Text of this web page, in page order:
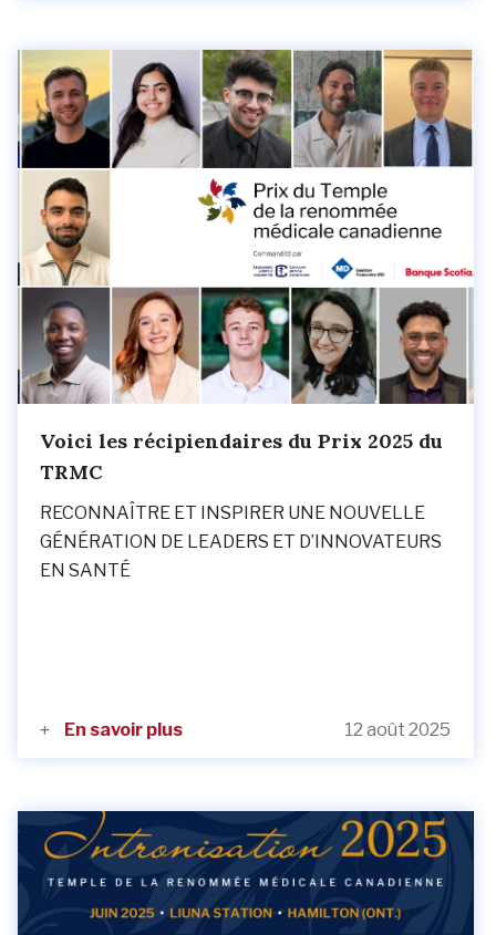
Voici les récipiendaires du Prix 2025 du
TRMC
RECONNAÎTRE ET INSPIRER UNE NOUVELLE
GÉNÉRATION DE LEADERS ET D’INNOVATEURS
EN SANTÉ
En savoir plus 12 août 2025